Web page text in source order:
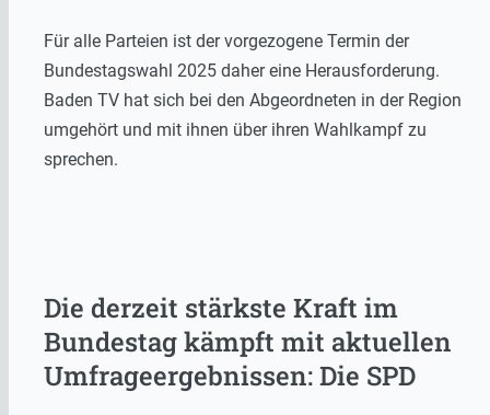
Für alle Parteien ist der vorgezogene Termin der
Bundestagswahl 2025 daher eine Herausforderung.
Baden TV hat sich bei den Abgeordneten in der Region
umgehört und mit ihnen über ihren Wahlkampf zu
sprechen.
Die derzeit stärkste Kraft im
Bundestag kämpft mit aktuellen
Umfrageergebnissen: Die SPD